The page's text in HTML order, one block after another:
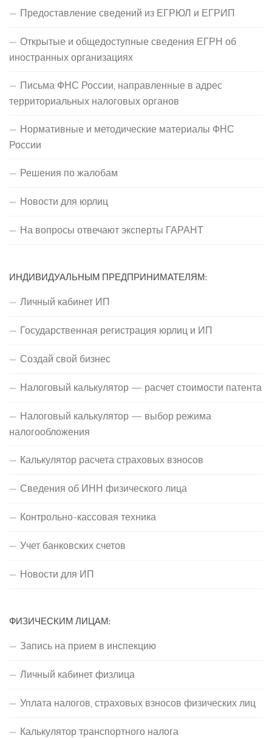
Предоставление сведений из ЕГРЮЛ и ЕГРИП
Открытые и общедоступные сведения ЕГРН об
иностранных организациях
Письма ФНС России, направленные в адрес
территориальных налоговых органов
Нормативные и методические материалы ФНС
России
Решения по жалобам
Новости для юрлиц
На вопросы отвечают эксперты ГАРАНТ
ИНДИВИДУАЛЬНЫМ ПРЕДПРИНИМАТЕЛЯМ:
Личный кабинет ИП
Государственная регистрация юрлиц и ИП
Создай свой бизнес
Налоговый калькулятор — расчет стоимости патента
Налоговый калькулятор — выбор режима
налогообложения
Калькулятор расчета страховых взносов
Сведения об ИНН физического лица
Контрольно-кассовая техника
Учет банковских счетов
Новости для ИП
ФИЗИЧЕСКИМ ЛИЦАМ:
Запись на прием в инспекцию
Личный кабинет физлица
Уплата налогов, страховых взносов физических лиц
Калькулятор транспортного налога